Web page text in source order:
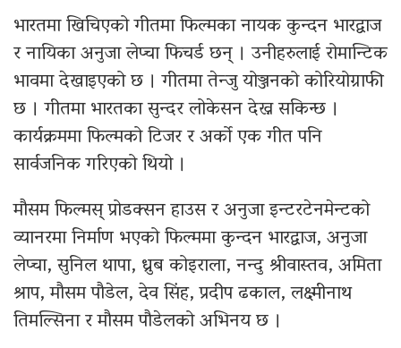
भारतमा खिचिएको गीतमा फिल्मका नायक कुन्दन भारद्वाज
र नायिका अनुजा लेप्चा फिचर्ड छन् । उनीहरुलाई रोमान्टिक
भावमा देखाइएको छ । गीतमा तेन्जु योञ्जनको कोरियोग्राफी
छ । गीतमा भारतका सुन्दर लोकेसन देख्न सकिन्छ ।
कार्यक्रममा फिल्मको टिजर र अर्को एक गीत पनि
सार्वजनिक गरिएको थियो ।
मौसम फिल्मस् प्रोडक्सन हाउस र अनुजा इन्टरटेनमेन्टको
व्यानरमा निर्माण भएको फिल्ममा कुन्दन भारद्वाज, अनुजा
लेप्चा, सुनिल थापा, ध्रुब कोइराला, नन्दु श्रीवास्तव, अमिता
श्राप, मौसम पौडेल, देव सिंह, प्रदीप ढकाल, लक्ष्मीनाथ
तिमल्सिना र मौसम पौडेलको अभिनय छ ।